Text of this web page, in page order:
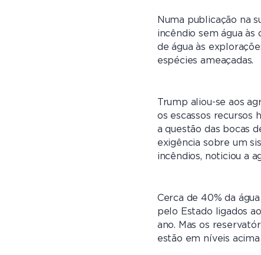
Numa publicação na
incêndio sem água
de água às
espécies ameaçadas.
Trump aliou-se aos
os escassos recursos
a questão das bocas
exigência sobre um
incêndios, noticiou a
Cerca de 40% da
pelo Estado ligados
ano. Mas os
estão em níveis